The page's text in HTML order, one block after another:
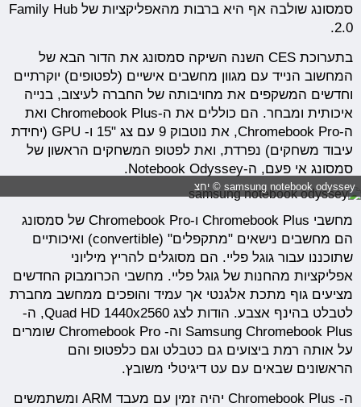
סמסונג שולבה אף היא ברבות מהאפליקציות של Family Hub
2.0.
בתערוכת CES השנה השיקה סמסונג את הדור הבא של
המחשוב הנייד עם מגוון מחשבים אישיים (לפטופים) יוקרתיים
וחדשים המשקפים את מחויבותה של החברה לעיצוב, בנייה
איכותית ומבחר. הם כוללים את ה-Chromebook Plus ואת
ה-Chromebook Pro, את נוטבוק 9 עם צג "15 ו- GPU (יחידת
עיבוד משחקים) נפרדת, ואת לפטופ המשחקים הראשון של
סמסונג אי פעם, ה-Notebook Odyssey.
samsung notebook odyssey © יחצ
מחשבי Chromebook Plus ו-Chromebook Pro של סמסונג
הם מחשבים נישאים "מתקפלים" (convertible) ואיכותיים
שתוכננו עבור גוגל פליי. הם מסוגלים להריץ מיליוני
אפליקציות מהחנות של גוגל פליי. מחשבי הכרומבוק החדשים
מציעים גוף מתכת אלגנטי אך עמיד והופכים ממחשב מחברת
לטבלט בהינף אצבע. הודות לצג Quad HD 1440x2560, ה-
Samsung Chromebook Plus וה- Chromebook Pro שומרים
על אותה רמת ביצועים גם כטבלט וגם כלפטופ והם
הראשונים שבאים עם עט דיגיטלי משובץ.
ה- Chromebook Plus יהיה זמין עם מעבד ARM ומשתמשים